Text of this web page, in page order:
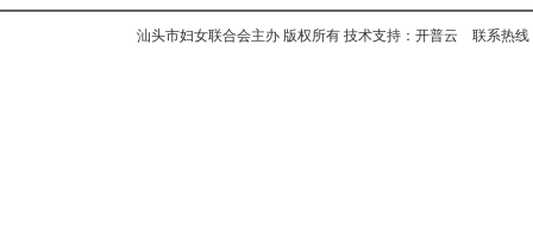
汕头市妇女联合会主办 版权所有 技术支持：开普云 联系热